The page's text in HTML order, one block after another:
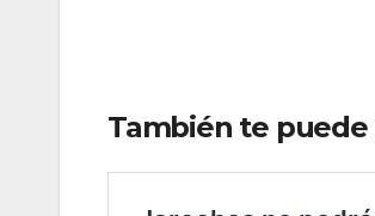
También te